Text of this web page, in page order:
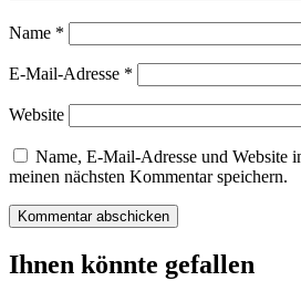
Name *
E-Mail-Adresse *
Website
Name, E-Mail-Adresse und Website
meinen nächsten Kommentar speichern.
Ihnen könnte gefallen